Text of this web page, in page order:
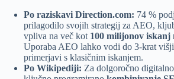
Po raziskavi Direction.com: 74 %
prilagodilo svojih strategij za AEO,
vpliva na več kot 100 milijonov iskanj
Uporaba AEO lahko vodi do 3-krat
primerjavi s klasičnim iskanjem.
Po Wikipediji: Za dolgoročno